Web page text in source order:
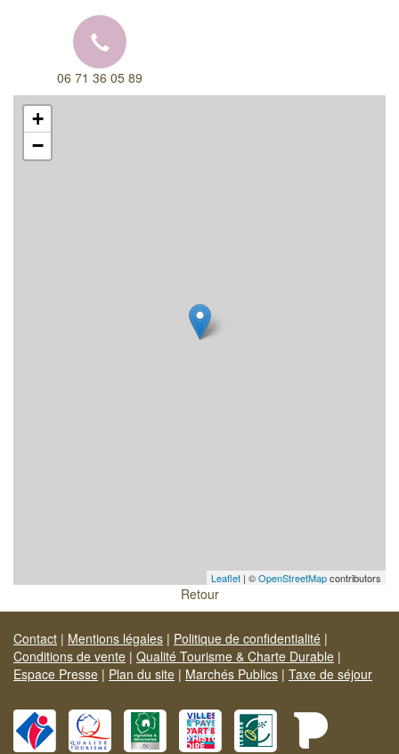
06 71 36 05 89
+
−
Leaflet | ©OpenStreetMapcontributors
Retour
Contact | Mentions légales | Politique de confidentialité |
Conditions de vente | Qualité Tourisme & Charte Durable |
Espace Presse | Plan du site | Marchés Publics | Taxe de séjour